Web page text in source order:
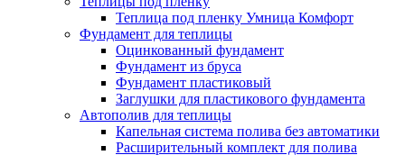
Теплица под пленку Умница Комфорт
Фундамент для теплицы
Оцинкованный фундамент
Фундамент из бруса
Фундамент пластиковый
Заглушки для пластикового фундамента
Автополив для теплицы
Капельная система полива без автоматики
Расширительный комплект для полива